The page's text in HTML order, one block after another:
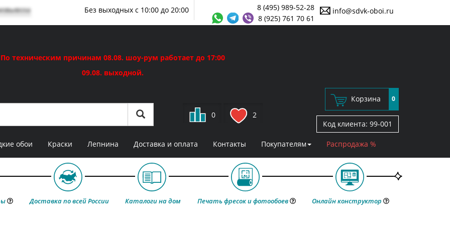
info@sdvk-oboi.ru
8 (495) 989-52-28
8 (925) 761 70 61
Без выходных с 10:00 до 20:00
По техническим причинам 08.08. шоу-рум работает до 17:00
09.08. выходной.
0 2
Корзина 0
Код клиента: 99-001
обои Краски Лепнина Доставка и оплата Контакты Покупателям Распродажа %
Доставка по всей России Каталоги на дом Печать фресок и фотообоев Онлайн конструктор